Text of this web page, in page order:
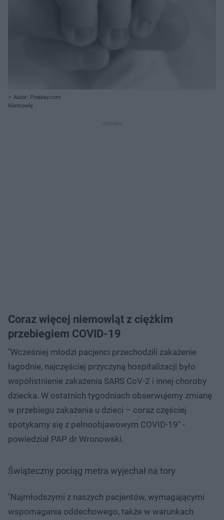
Autor: Pixabay.com
Niemowlę
Coraz więcej niemowląt z ciężkim
przebiegiem COVID-19
"Wcześniej młodzi pacjenci przechodzili zakażenie
łagodnie, najczęściej przyczyną hospitalizacji było
współistnienie zakażenia SARS CoV-2 i innej choroby
dziecka. W ostatnich tygodniach obserwujemy zmianę
w przebiegu zakażenia u dzieci – coraz częściej
spotykamy się z pełnoobjawowym COVID-19" -
powiedział PAP dr Wronowski.
Świąteczny pociąg metra wyjechał na tory
"Najmłodszymi z naszych pacjentów, wymagającymi
wspomagania oddechowego, także w warunkach